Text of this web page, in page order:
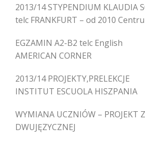
2013/14 STYPENDIUM KLAUDIA
telc FRANKFURT – od 2010
EGZAMIN A2-B2 telc English
AMERICAN CORNER
2013/14 PROJEKTY,PRELEKCJE
INSTITUT ESCUOLA HISZPANIA
WYMIANA UCZNIÓW – PROJEKT
DWUJĘZYCZNEJ